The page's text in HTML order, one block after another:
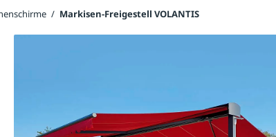
/ Markisen-Freigestell VOLANTIS